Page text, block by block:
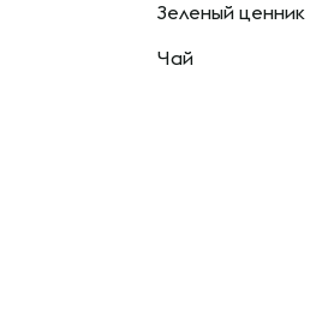
Зеленый ценник
Чай